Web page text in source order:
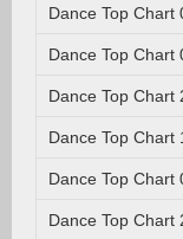
Dance Top Chart
Dance Top Chart
Dance Top Chart
Dance Top Chart
Dance Top Chart
Dance Top Chart